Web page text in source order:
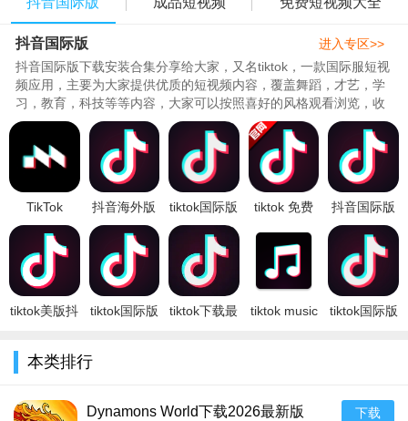
行分享和讨论。
5.通过引入AI聊天机器人Tako，TikTok进一步加强了用户体
验，使用户能够更轻松地探索和发现符合其兴趣的内容。
抖音国际版
抖音国际版下载安装合集分享给大家，又名tiktok，一款国际服短视
频应用，主要为大家提供优质的短视频内容，覆盖舞蹈，才艺，学
习，教育，科技等等内容，大家可以按照喜好的风格观看浏览，收
藏喜欢，还能够定制化推送内容，获得更多娱乐体验！..
进入专区>>
TikTok
Music下载
2024最新官
方版v1.28.0
最新安卓版
抖音海外版
本
(TikTok)app
安卓官方版
v44.5.41安
卓版
tiktok国际版
app中文最
新版
2026v44.5.41
安卓版
tiktok 免费
2024最新版
v35.6.3 安
卓版
抖音国际版
tiktok国际版
下载2026官
方安卓版
v44.5.42国
际版安卓版
tiktok美版抖
安装官方版
方国际版版
tiktok国际版
v44.5.41免
tiktok下载最
tiktok music
tiktok国际版
本类排行
Dynamons World下载2026最新版
下载